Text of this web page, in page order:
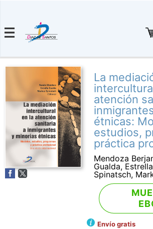
La
atención
étnicas:
estudios,
práctica
Mendoza
Gualda, Estrella
Spinatsch,
Envío gratis